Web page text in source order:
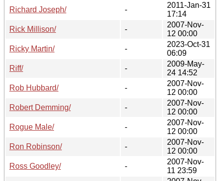
Richard Joseph/
-
2011-Jan-31
17:14
Rick Millison/
-
2007-Nov-
12 00:00
Ricky Martin/
-
2023-Oct-31
06:09
Riff/
-
2009-May-
24 14:52
Rob Hubbard/
-
2007-Nov-
12 00:00
Robert Demming/
-
2007-Nov-
12 00:00
Rogue Male/
-
2007-Nov-
12 00:00
Ron Robinson/
-
2007-Nov-
12 00:00
Ross Goodley/
-
2007-Nov-
11 23:59